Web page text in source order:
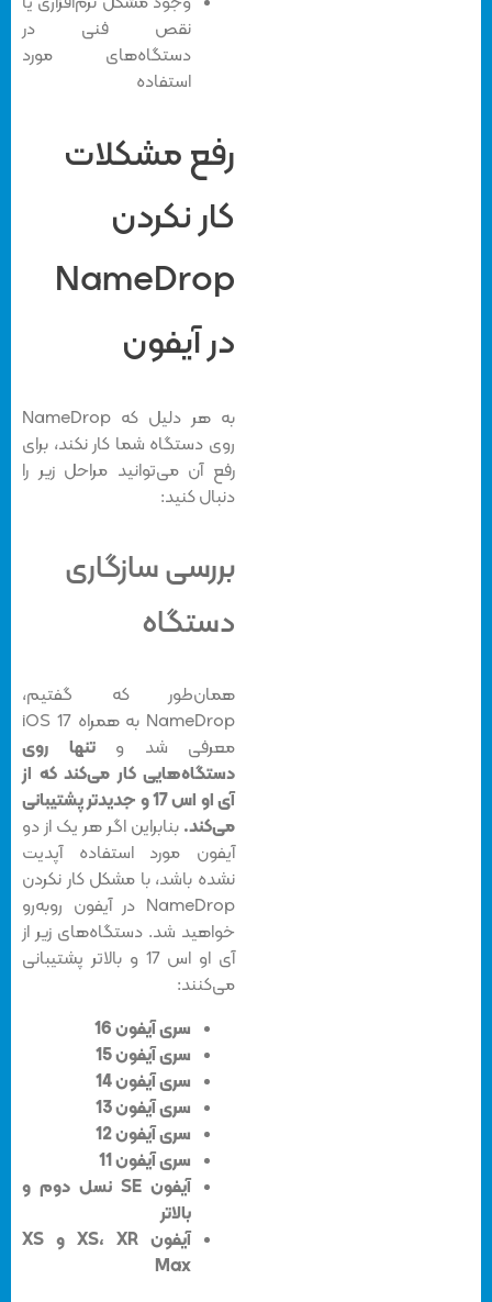
نقص فنی در
دستگاه‌های مورد
استفاده
رفع مشکلات
کار نکردن
NameDrop
در آیفون
به هر دلیل که NameDrop
روی دستگاه شما کار نکند، برای
رفع آن می‌توانید مراحل زیر را
دنبال کنید:
بررسی سازگاری
دستگاه
همان‌طور که گفتیم،
NameDrop به همراه iOS 17
معرفی شد و
تنها روی
دستگاه‌هایی کار می‌کند که از
آی او اس 17 و جدیدتر پشتیبانی
می‌کند.بنابراین اگر هر یک از دو
آیفون مورد استفاده آپدیت
نشده باشد، با مشکل کار نکردن
NameDrop در آیفون روبه‌رو
خواهید شد. دستگاه‌های زیر از
آی او اس 17 و بالاتر پشتیبانی
می‌کنند:
سری آیفون 16
سری آیفون 15
سری آیفون 14
سری آیفون 13
سری آیفون 12
سری آیفون 11
آیفون SE نسل دوم و
آیفون XS، XR و XS
Max